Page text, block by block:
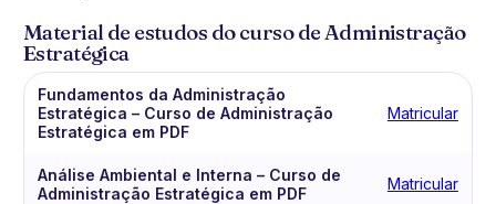
Material de estudos do curso de Administração
Estratégica
Fundamentos da Administração
Estratégica – Curso de Administração
Estratégica em PDF
Matricular
Análise Ambiental e Interna – Curso de
Administração Estratégica em PDF
Matricular